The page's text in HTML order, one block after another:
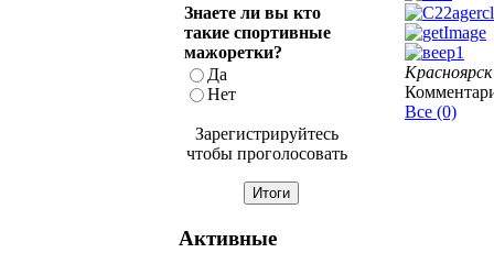
Красноярск
Все (0)
Знаете ли вы кто
такие спортивные
мажоретки?
Да
Нет
Зарегистрируйтесь
чтобы проголосовать
Активные